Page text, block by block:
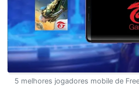
5 melhores jogadores mobile de